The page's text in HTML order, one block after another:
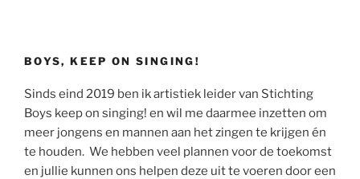
BOYS, KEEP ON SINGING!
Sinds eind 2019 ben ik artistiek leider van Stichting
Boys keep on singing! en wil me daarmee inzetten om
meer jongens en mannen aan het zingen te krijgen én
te houden. We hebben veel plannen voor de toekomst
en jullie kunnen ons helpen deze uit te voeren door een